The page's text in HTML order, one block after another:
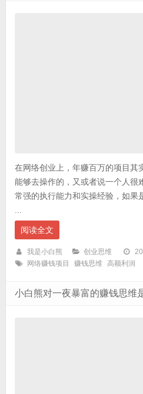
在网络创业上，年赚百万的项目其
能够去操作的，又或者说一个人很
常强的执行能力和实操经验，如果
阅读全文
我是小白熊 创业思维
网络赚钱项目
赚钱思维 高额利润
小白熊对一夜暴富的赚钱思维